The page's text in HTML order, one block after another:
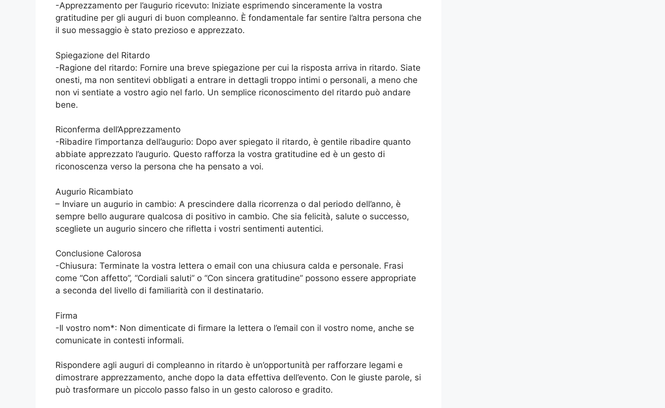
-Apprezzamento per l’augurio ricevuto: Iniziate esprimendo sinceramente la vostra
gratitudine per gli auguri di buon compleanno. È fondamentale far sentire l’altra persona che
il suo messaggio è stato prezioso e apprezzato.
Spiegazione del Ritardo
-Ragione del ritardo: Fornire una breve spiegazione per cui la risposta arriva in ritardo. Siate
onesti, ma non sentitevi obbligati a entrare in dettagli troppo intimi o personali, a meno che
non vi sentiate a vostro agio nel farlo. Un semplice riconoscimento del ritardo può andare
bene.
Riconferma dell’Apprezzamento
-Ribadire l’importanza dell’augurio: Dopo aver spiegato il ritardo, è gentile ribadire quanto
abbiate apprezzato l’augurio. Questo rafforza la vostra gratitudine ed è un gesto di
riconoscenza verso la persona che ha pensato a voi.
Augurio Ricambiato
– Inviare un augurio in cambio: A prescindere dalla ricorrenza o dal periodo dell’anno, è
sempre bello augurare qualcosa di positivo in cambio. Che sia felicità, salute o successo,
scegliete un augurio sincero che rifletta i vostri sentimenti autentici.
Conclusione Calorosa
-Chiusura: Terminate la vostra lettera o email con una chiusura calda e personale. Frasi
come “Con affetto”, “Cordiali saluti” o “Con sincera gratitudine” possono essere appropriate
a seconda del livello di familiarità con il destinatario.
Firma
-Il vostro nom*: Non dimenticate di firmare la lettera o l’email con il vostro nome, anche se
comunicate in contesti informali.
Rispondere agli auguri di compleanno in ritardo è un’opportunità per rafforzare legami e
dimostrare apprezzamento, anche dopo la data effettiva dell’evento. Con le giuste parole, si
può trasformare un piccolo passo falso in un gesto caloroso e gradito.